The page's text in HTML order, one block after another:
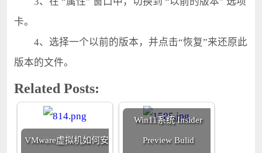
卡。
4、选择一个以前的版本，并点击“恢复”来还原此
版本的文件。
Related Posts:
VMware虚拟机如何安
Win11系统 Insider
Preview Bulid